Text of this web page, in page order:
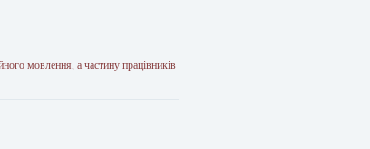
мовлення, а частину працівників